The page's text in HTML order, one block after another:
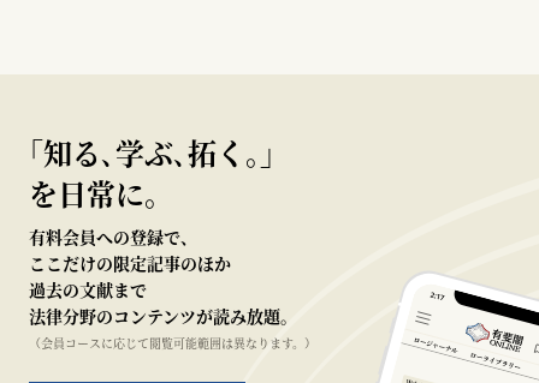
｢知る､学ぶ､拓く｡｣
を日常に。
有料会員への登録で、
ここだけの限定記事のほか
過去の文献まで
法律分野のコンテンツが読み放題。
（会員コースに応じて閲覧可能範囲は異なります。）